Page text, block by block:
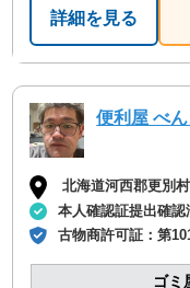
詳細を見る
便利屋 べ
北海道河西郡更別
本人確認証提出確認
古物商許可証：第
ゴミ